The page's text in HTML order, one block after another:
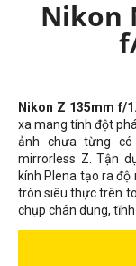
Nikon
Nikon Z 135mm f/
xa mang tính đột
ảnh chưa từng
mirrorless Z. Tận
kính Plena tạo ra
tròn siêu thực trên
chụp chân dung,